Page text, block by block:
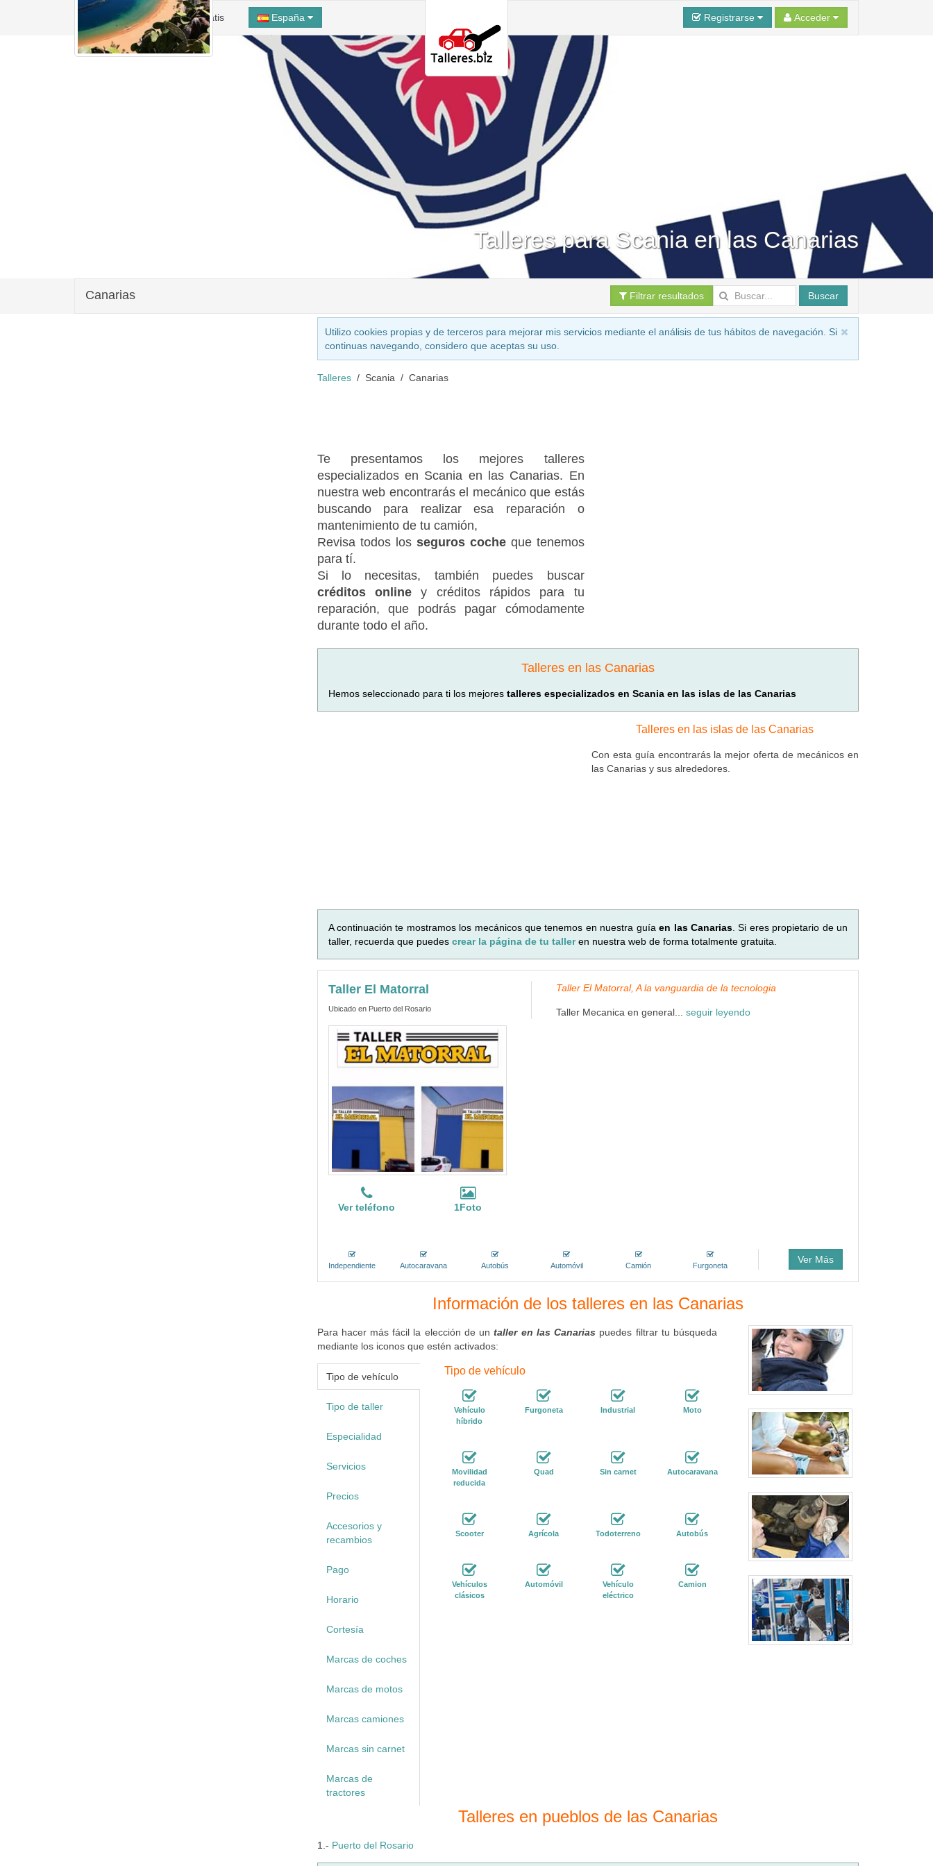
Inicio Alta Taller Gratis España Registrarse Acceder
Talleres para Scania en las Canarias
Canarias Filtrar resultados Buscar
Utilizo cookies propias y de terceros para mejorar mis servicios mediante el análisis de tus hábitos de navegación. Si
continuas navegando, considero que aceptas su uso.
Talleres Scania Canarias
Te presentamos los mejores talleres
especializados en Scania en las Canarias. En
nuestra web encontrarás el mecánico que estás
buscando para realizar esa reparación o
mantenimiento de tu camión,
Revisa todos los seguros cocheque tenemos
para tí.
Si lo necesitas, también puedes buscar
créditos onliney créditos rápidos para tu
reparación, que podrás pagar cómodamente
durante todo el año.
Talleres en las Canarias
Hemos seleccionado para ti los mejores talleres especializados en Scania en las islas de las Canarias
Talleres en las islas de las Canarias
Con esta guía encontrarás la mejor oferta de mecánicos en
las Canarias y sus alrededores.
A continuación te mostramos los mecánicos que tenemos en nuestra guíaen las Canarias. Si eres propietario de un
taller, recuerda que puedes crear la página de tu talleren nuestra web de forma totalmente gratuita.
Taller El Matorral
Ubicado en Puerto del Rosario
Ver teléfono 1Foto
Taller El Matorral, A la vanguardia de la tecnologia
Taller Mecanica en general... seguir leyendo
Independiente Autocaravana Autobús Automóvil Camión Furgoneta
Ver Más
Información de los talleres en las Canarias
Para hacer más fácil la elección de untaller en las Canarias puedes filtrar tu búsqueda
mediante los iconos que estén activados:
Tipo de vehículo
Tipo de taller
Especialidad
Servicios
Precios
Accesorios y
recambios
Pago
Horario
Cortesía
Marcas de coches
Marcas de motos
Marcas camiones
Marcas sin carnet
Marcas de
tractores
Tipo de vehículo
Vehículo
híbrido
Furgoneta Industrial Moto
Movilidad
reducida
Quad Sin carnet Autocaravana
Scooter Agrícola Todoterreno Autobús
Vehículos
clásicos
Automóvil
Vehículo
eléctrico
Camion
Talleres en pueblos de las Canarias
1.- Puerto del Rosario